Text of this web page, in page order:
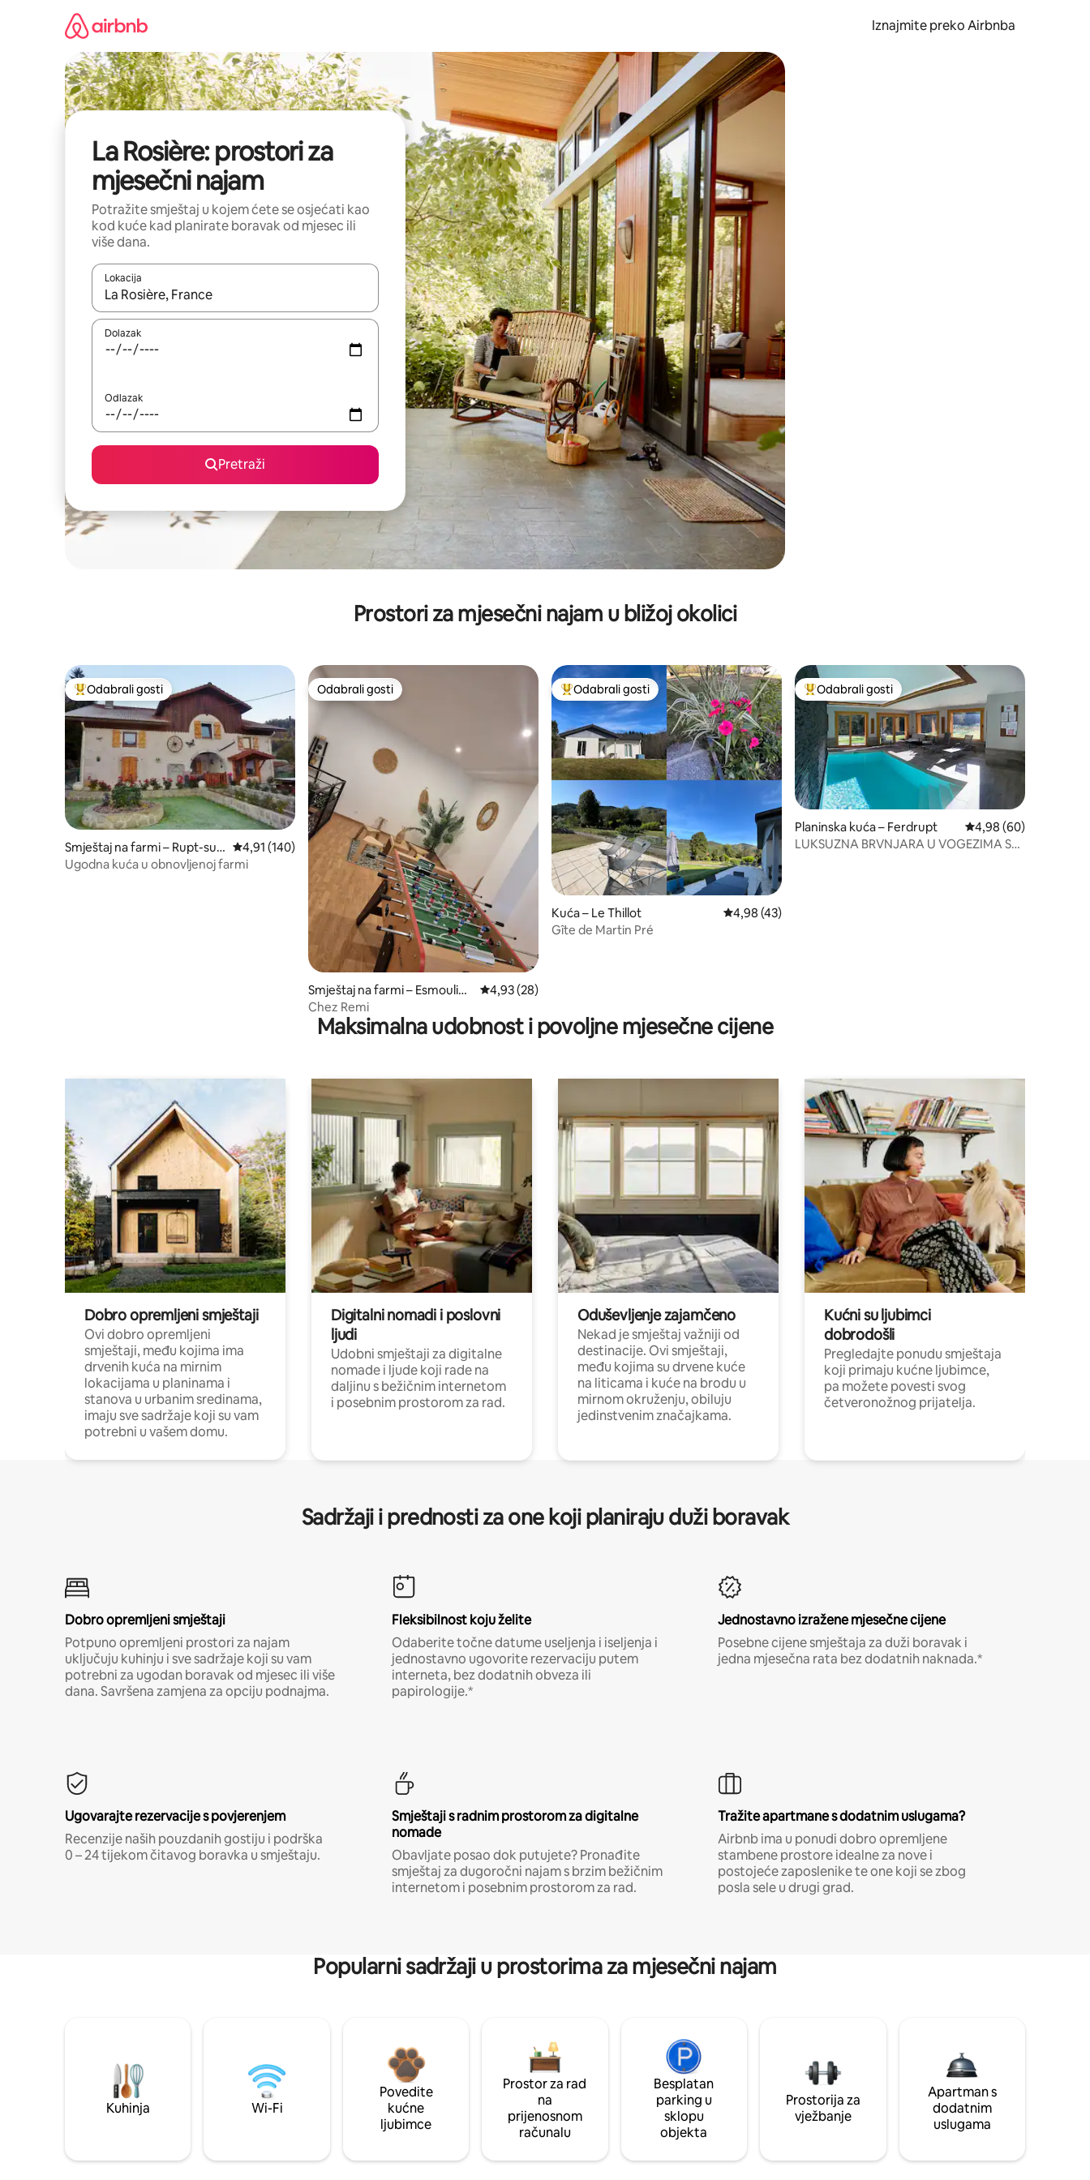
Iznajmite preko Airbnba
La Rosière: prostori za
mjesečni najam
Potražite smještaj u kojem ćete se osjećati kao
kod kuće kad planirate boravak od mjesec ili
više dana.
Lokacija
Kada budu dostupni rezultati, moći ćete ih pregledati koristeći se strelicama prema gore i prema dolje, kao i dodirom ili prelaskom prstom po zaslonu.
Dolazak
Odlazak
Pretraži
Prostori za mjesečni najam u bližoj okolici
Među najviše rangiranima s oznakom „Odabrali gosti”
Odabrali gosti
Smještaj na farmi – Rupt-sur-
Moselle
Prosječna ocjena: 4,91/5, recenzija: 140
4,91 (140)
Ugodna kuća u obnovljenoj farmi
Odabrali gosti
Odabrali gosti
Smještaj na farmi – Esmoulièr
es
Prosječna ocjena: 4,93/5, recenzija: 28
4,93 (28)
Chez Remi
Među najviše rangiranima s oznakom „Odabrali gosti”
Odabrali gosti
Kuća – Le Thillot Prosječna ocjena: 4,98/5, recenzija: 43
4,98 (43)
Gîte de Martin Pré
Među najviše rangiranima s oznakom „Odabrali gosti”
Odabrali gosti
Planinska kuća – Ferdrupt Prosječna ocjena:
4,98 (60)
LUKSUZNA BRVNJARA U VOGEZIMA SA
Maksimalna udobnost i povoljne mjesečne cijene
Dobro opremljeni smještaji
Ovi dobro opremljeni
smještaji, među kojima ima
drvenih kuća na mirnim
lokacijama u planinama i
stanova u urbanim sredinama,
imaju sve sadržaje koji su vam
potrebni u vašem domu.
Digitalni nomadi i poslovni
ljudi
Udobni smještaji za digitalne
nomade i ljude koji rade na
daljinu s bežičnim internetom
i posebnim prostorom za rad.
Oduševljenje zajamčeno
Nekad je smještaj važniji od
destinacije. Ovi smještaji,
među kojima su drvene kuće
na liticama i kuće na brodu u
mirnom okruženju, obiluju
jedinstvenim značajkama.
Kućni su ljubimci
dobrodošli
Pregledajte ponudu smještaja
koji primaju kućne ljubimce,
pa možete povesti svog
četveronožnog prijatelja.
Sadržaji i prednosti za one koji planiraju duži boravak
Dobro opremljeni smještaji
Potpuno opremljeni prostori za najam
uključuju kuhinju i sve sadržaje koji su vam
potrebni za ugodan boravak od mjesec ili više
dana. Savršena zamjena za opciju podnajma.
Fleksibilnost koju želite
Odaberite točne datume useljenja i iseljenja i
jednostavno ugovorite rezervaciju putem
interneta, bez dodatnih obveza ili
papirologije.*
Jednostavno izražene mjesečne cijene
Posebne cijene smještaja za duži boravak i
jedna mjesečna rata bez dodatnih naknada.*
Ugovarajte rezervacije s povjerenjem
Recenzije naših pouzdanih gostiju i podrška
0 – 24 tijekom čitavog boravka u smještaju.
Smještaji s radnim prostorom za digitalne
nomade
Obavljate posao dok putujete? Pronađite
smještaj za dugoročni najam s brzim bežičnim
internetom i posebnim prostorom za rad.
Tražite apartmane s dodatnim uslugama?
Airbnb ima u ponudi dobro opremljene
stambene prostore idealne za nove i
postojeće zaposlenike te one koji se zbog
posla sele u drugi grad.
Popularni sadržaji u prostorima za mjesečni najam
Kuhinja Wi-Fi
Povedite
kućne
ljubimce
Prostor za rad
na
prijenosnom
računalu
Besplatan
parking u
sklopu
objekta
Prostorija za
vježbanje
Apartman s
dodatnim
uslugama